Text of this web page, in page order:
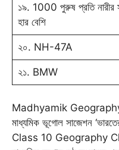
১৯. 1000 পুরুষ প্রতি নারীর
হার বেশি
২০. NH-47A
২১. BMW
Madhyamik
মাধ্যমিক ভূগোল সাজেশন
Class 10 Geography